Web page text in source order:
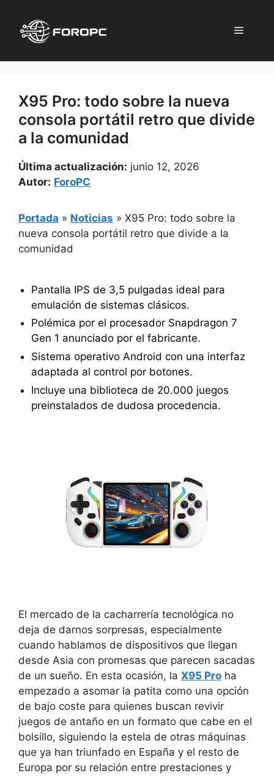
contenido
Menú
X95 Pro: todo sobre la nueva
consola portátil retro que divide
a la comunidad
Última actualización: junio 12, 2026
Autor: ForoPC
Portada » Noticias » X95 Pro: todo sobre la
nueva consola portátil retro que divide a la
comunidad
Pantalla IPS de 3,5 pulgadas ideal para
emulación de sistemas clásicos.
Polémica por el procesador Snapdragon 7
Gen 1 anunciado por el fabricante.
Sistema operativo Android con una interfaz
adaptada al control por botones.
Incluye una biblioteca de 20.000 juegos
preinstalados de dudosa procedencia.
El mercado de la cacharrería tecnológica no
deja de darnos sorpresas, especialmente
cuando hablamos de dispositivos que llegan
desde Asia con promesas que parecen sacadas
de un sueño. En esta ocasión, la X95 Pro ha
empezado a asomar la patita como una opción
de bajo coste para quienes buscan revivir
juegos de antaño en un formato que cabe en el
bolsillo, siguiendo la estela de otras máquinas
que ya han triunfado en España y el resto de
Europa por su relación entre prestaciones y